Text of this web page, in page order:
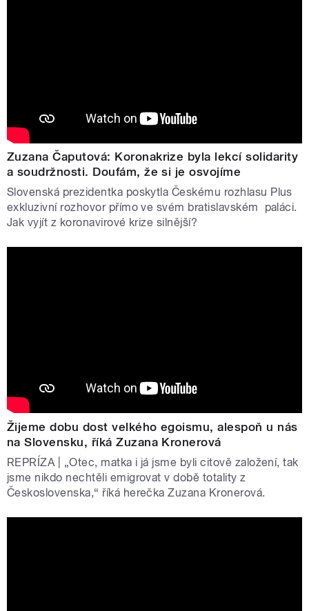
Zuzana Čaputová: Koronakrize byla lekcí solidarity
a soudržnosti. Doufám, že si je osvojíme
Slovenská prezidentka poskytla Českému rozhlasu Plus
exkluzivní rozhovor přímo ve svém bratislavském paláci.
Jak vyjít z koronavirové krize silnější?
Žijeme dobu dost velkého egoismu, alespoň u nás
na Slovensku, říká Zuzana Kronerová
REPRÍZA | „Otec, matka i já jsme byli citově založení, tak
jsme nikdo nechtěli emigrovat v době totality z
Československa,“ říká herečka Zuzana Kronerová.